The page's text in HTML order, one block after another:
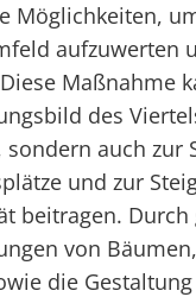
Möglichkeiten,
aufzuwerten
Maßnahme
des
auch zur
und zur
beitragen. Durch
von
die